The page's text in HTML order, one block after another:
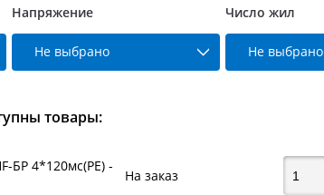
Напряжение
Не выбрано
Число жил
Не выбрано
товары:
БР 4*120мс(PE) -
На заказ